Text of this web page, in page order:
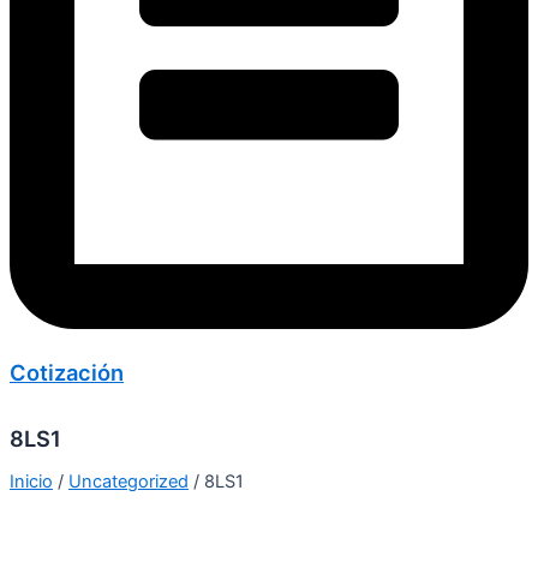
Cotización
8LS1
Inicio / Uncategorized / 8LS1